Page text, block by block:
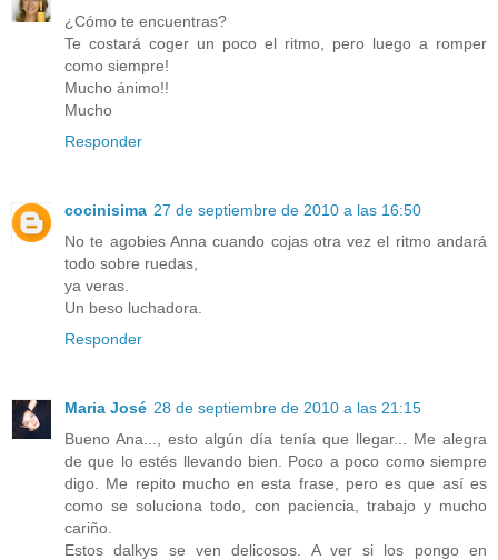
¿Cómo te encuentras?
Te costará coger un poco el ritmo, pero luego a romper
como siempre!
Mucho ánimo!!
Mucho
Responder
cocinisima 27 de septiembre de 2010 a las 16:50
No te agobies Anna cuando cojas otra vez el ritmo andará
todo sobre ruedas,
ya veras.
Un beso luchadora.
Responder
Maria José 28 de septiembre de 2010 a las 21:15
Bueno Ana..., esto algún día tenía que llegar... Me alegra
de que lo estés llevando bien. Poco a poco como siempre
digo. Me repito mucho en esta frase, pero es que así es
como se soluciona todo, con paciencia, trabajo y mucho
cariño.
Estos dalkys se ven delicosos. A ver si los pongo en